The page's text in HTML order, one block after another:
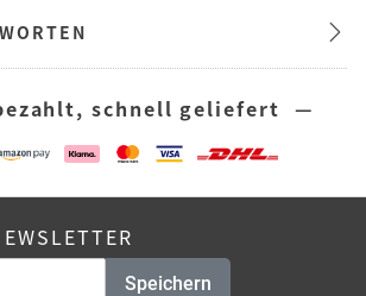
schnell geliefert —
Speichern